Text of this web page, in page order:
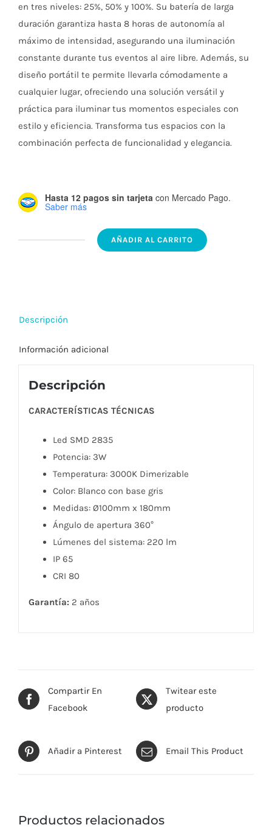
$96.582.$54.300.
en tres niveles: 25%, 50% y 100%. Su batería de larga
duración garantiza hasta 8 horas de autonomía al
máximo de intensidad, asegurando una iluminación
constante durante tus eventos al aire libre. Además, su
diseño portátil te permite llevarla cómodamente a
cualquier lugar, ofreciendo una solución versátil y
práctica para iluminar tus momentos especiales con
estilo y eficiencia. Transforma tus espacios con la
combinación perfecta de funcionalidad y elegancia.
Hasta 12 pagos sin tarjeta con Mercado Pago.
Saber más
de
para
dimerizable
recargable
por
USB
cantidad
AÑADIR AL CARRITO
Descripción
Información adicional
Descripción
CARACTERÍSTICAS TÉCNICAS
Led SMD 2835
Potencia: 3W
Temperatura: 3000K Dimerizable
Color: Blanco con base gris
Medidas: Ø100mm x 180mm
Ángulo de apertura 360°
Lúmenes del sistema: 220 lm
IP 65
CRI 80
Garantía: 2 años
Compartir En
Facebook
Twitear este
producto
Añadir a Pinterest Email This Product
Productos relacionados